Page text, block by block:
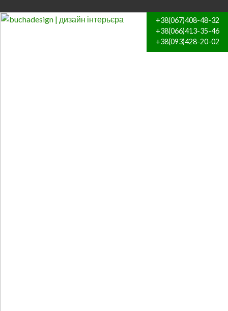
+38(067)408-48-32
+38(066)413-35-46
+38(093)428-20-02